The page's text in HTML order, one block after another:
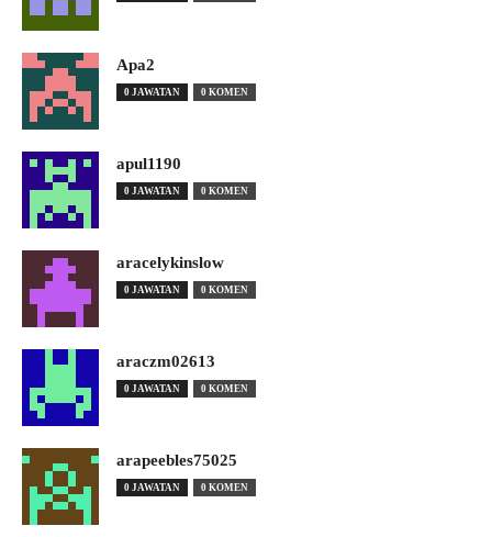
Apa2
0 JAWATAN 0 KOMEN
apul1190
0 JAWATAN 0 KOMEN
aracelykinslow
0 JAWATAN 0 KOMEN
araczm02613
0 JAWATAN 0 KOMEN
arapeebles75025
0 JAWATAN 0 KOMEN